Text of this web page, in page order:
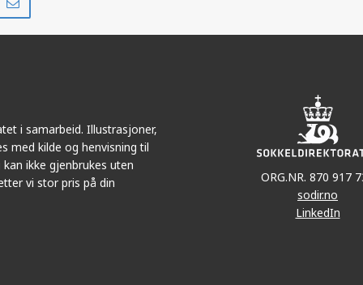
i samarbeid. Illustrasjoner,
med kilde og henvisning til
ikke gjenbrukes uten
vi stor pris på din
ORG.NR. 870 917
sodir.no
LinkedIn